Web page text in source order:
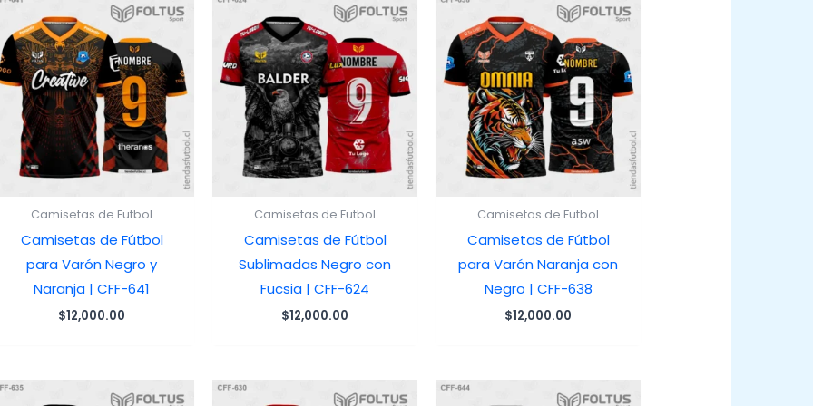
Camisetas de Futbol
Camisetas de Fútbol
para Varón Negro y
Naranja | CFF-641
$12,000.00
Camisetas de Futbol
Camisetas de Fútbol
Sublimadas Negro con
Fucsia | CFF-624
$12,000.00
Camisetas de Futbol
Camisetas de Fútbol
para Varón Naranja con
Negro | CFF-638
$12,000.00